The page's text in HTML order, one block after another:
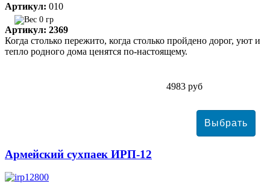
Артикул: 010
0 гр
Артикул: 2369
Когда столько пережито, когда столько пройдено дорог, уют и
тепло родного дома ценятся по-настоящему.
4983 руб
Армейский сухпаек ИРП-12